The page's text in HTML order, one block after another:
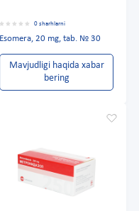
0 sharhlarni
Esomera, 20 mg, tab. № 30
Mavjudligi haqida xabar
bering